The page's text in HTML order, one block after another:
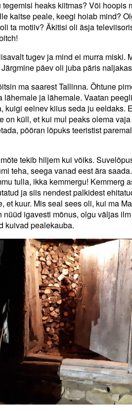
heaks kiitmas? Või hoopis
kaitse peale, keegi hoiab mind?
ta motiiv? Äkitisi oli äsja
tugev ja mind ei murra miski.
päev oli juba päris
ma saarest Tallinna. Õhtune
lähemale ja lähemale. Vaatan
kuigi eelnev kiius seda ju eeldaks.
on küll, et kui mul peaks olema
pööran lõpuks teeristist
tekib hiljem kui võiks.
teha, seega vanad eest ära
tulla, ikka kemmergu! Kemmerg
ja siis nendest palkidest
et kuur. Mis seal sees oli, kui ma
nüüd igavesti mõnus, olgu väljas
kuivad pealekauba.